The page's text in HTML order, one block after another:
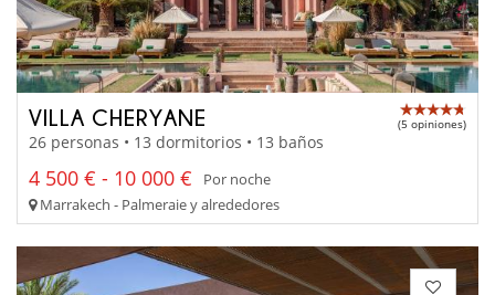
VILLA CHERYANE (5 opiniones)
26 personas • 13 dormitorios • 13 baños
4 500 € - 10 000 €
Por noche
Marrakech - Palmeraie y alrededores